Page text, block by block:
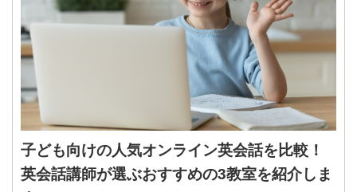
子ども向けの人気オンライン英会話を比較！
英会話講師が選ぶおすすめの3教室を紹介しま